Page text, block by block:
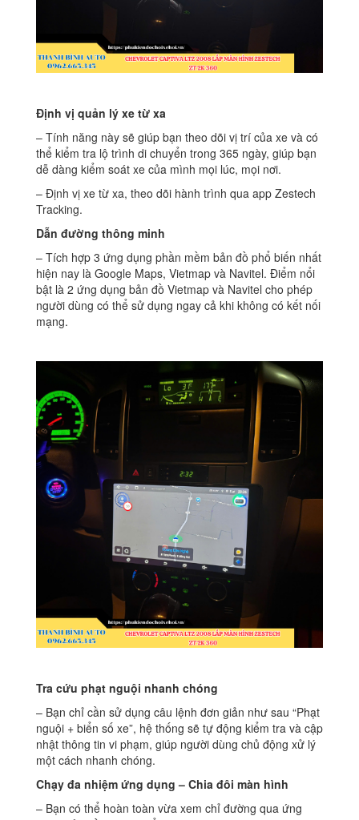
Định vị quản lý xe từ xa
– Tính năng này sẽ giúp bạn theo dõi vị trí của xe và có
thể kiểm tra lộ trình di chuyển trong 365 ngày, giúp bạn
dễ dàng kiểm soát xe của mình mọi lúc, mọi nơi.
– Định vị xe từ xa, theo dõi hành trình qua app Zestech
Tracking.
Dẫn đường thông minh
– Tích hợp 3 ứng dụng phần mềm bản đồ phổ biến nhất
hiện nay là Google Maps, Vietmap và Navitel. Điểm nổi
bật là 2 ứng dụng bản đồ Vietmap và Navitel cho phép
người dùng có thể sử dụng ngay cả khi không có kết nối
mạng.
Tra cứu phạt nguội nhanh chóng
– Bạn chỉ cần sử dụng câu lệnh đơn giản như sau “Phạt
nguội + biển số xe”, hệ thống sẽ tự động kiểm tra và cập
nhật thông tin vi phạm, giúp người dùng chủ động xử lý
một cách nhanh chóng.
Chạy đa nhiệm ứng dụng – Chia đôi màn hình
– Bạn có thể hoàn toàn vừa xem chỉ đường qua ứng